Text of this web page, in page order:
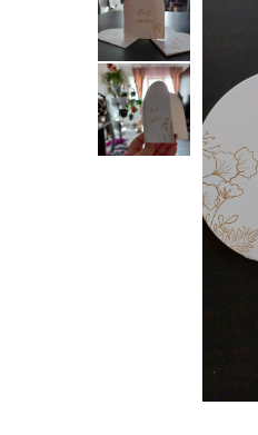
Bijuterii pentru barbati
Bijuterii din argint placate cu aur